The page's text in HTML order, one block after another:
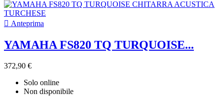
 Anteprima
YAMAHA FS820 TQ TURQUOISE...
372,90 €
Solo online
Non disponibile